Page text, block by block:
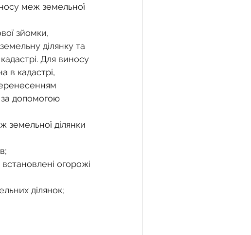
меж земельної
зйомки,
ділянку та
Для виносу
в кадастрі,
за допомогою
земельної ділянки
огорожі
ділянок;